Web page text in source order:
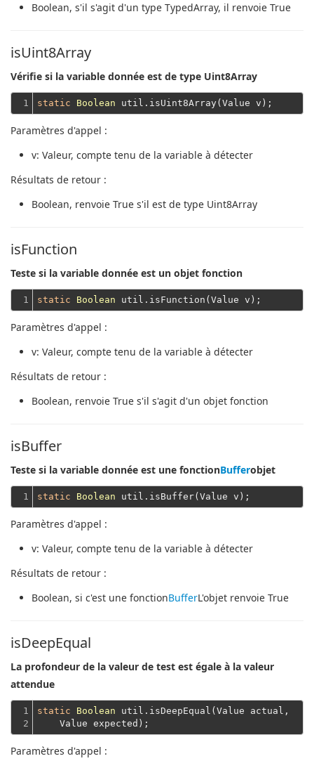
Boolean, s'il s'agit d'un type TypedArray, il renvoie True
isUint8Array
Vérifie si la variable donnée est de type Uint8Array
1 static Boolean
Paramètres d'appel :
v: Valeur, compte tenu de la variable à détecter
Résultats de retour :
Boolean, renvoie True s'il est de type Uint8Array
isFunction
Teste si la variable donnée est un objet fonction
1 static Boolean
Paramètres d'appel :
v: Valeur, compte tenu de la variable à détecter
Résultats de retour :
Boolean, renvoie True s'il s'agit d'un objet fonction
isBuffer
Teste si la variable donnée est une fonctionBufferobjet
1 static Boolean
Paramètres d'appel :
v: Valeur, compte tenu de la variable à détecter
Résultats de retour :
Boolean, si c'est une fonctionBufferL'objet renvoie True
isDeepEqual
La profondeur de la valeur de test est égale à la valeur
attendue
1
2
static Boolean util.isDeepEqual(Value actual,
    Value expected);
Paramètres d'appel :